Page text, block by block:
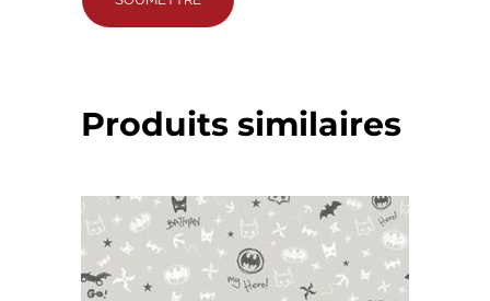
Produits similaires